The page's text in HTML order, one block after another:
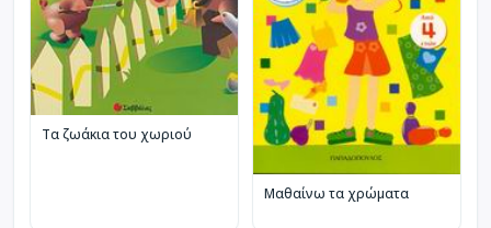
Τα ζωάκια του χωριού
Μαθαίνω τα χρώματα